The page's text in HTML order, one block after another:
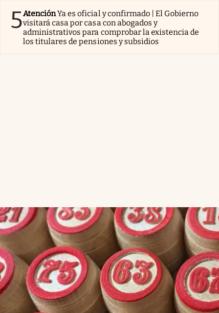
5AtenciónYa es oficial y confirmado | El Gobierno
visitará casa por casa con abogados y
administrativos para comprobar la existencia de
los titulares de pensiones y subsidios